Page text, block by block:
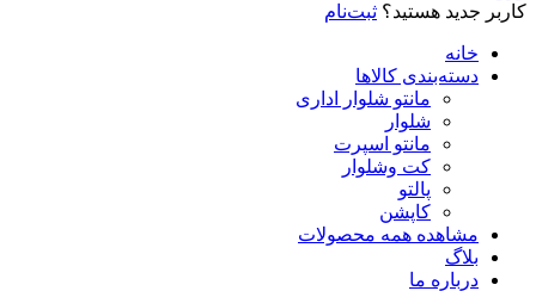
کاربر جدید هستید؟ ثبت‌نام
خانه
دسته‌بندی کالاها
مانتو شلوار اداری
شلوار
مانتو اسپرت
کت وشلوار
پالتو
کاپشن
مشاهده همه محصولات
بلاگ
درباره ما